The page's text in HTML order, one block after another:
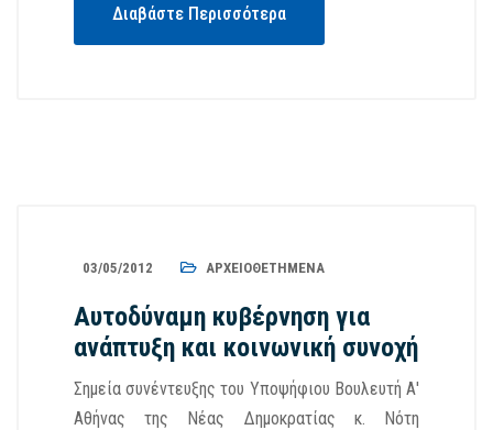
Διαβάστε Περισσότερα
03/05/2012 ΑΡΧΕΙΟΘΕΤΗΜΈΝΑ
Αυτοδύναμη κυβέρνηση για
ανάπτυξη και κοινωνική συνοχή
Σημεία συνέντευξης του Υποψήφιου Βουλευτή Α'
Αθήνας της Νέας Δημοκρατίας κ. Νότη